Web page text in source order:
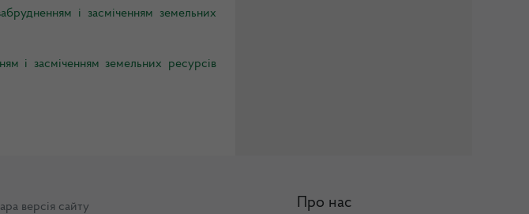
і засміченням земельних
і засміченням земельних ресурсів
версія сайту Про нас